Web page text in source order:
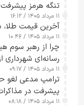
تنگه هرمز پیشرفت
۱۱ مرداد ۱۴۰۵ / ۱۶:۱۲
آخرین قیمت طلا، سکه و
۱۱ مرداد ۱۴۰۵ / ۱۰:۴۶
چرا از رهبر سوم
رسانه‌ای شهرداری
جاسوسی گفت
۱۱ مرداد ۱۴۰۵ / ۰۹:۱۷
پیشرفت در
۱۱ مرداد ۱۴۰۵ / ۰۸:۱۸